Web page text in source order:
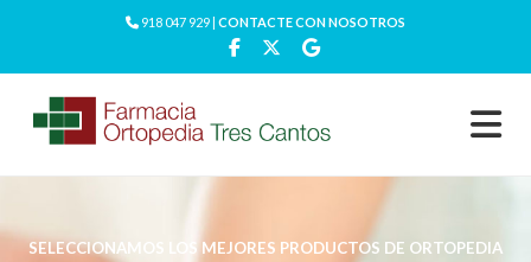
918 047 929 | CONTACTE CON NOSOTROS
SELECCIONAMOS LOS MEJORES PRODUCTOS DE ORTOPEDIA